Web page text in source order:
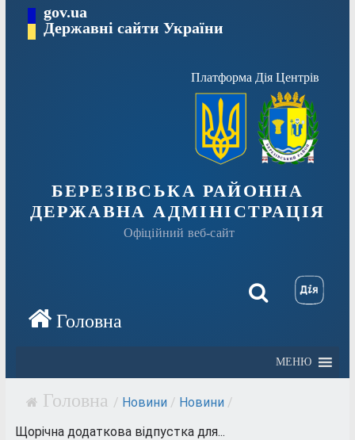
Перейтиgov.ua
Державні сайти України
Платформа Дія Центрів
БЕРЕЗІВСЬКА РАЙОННА
ДЕРЖАВНА АДМІНІСТРАЦІЯ
Офіційний веб-сайт
МЕНЮ
/ Новини / Новини /
Щорічна додаткова відпустка для...